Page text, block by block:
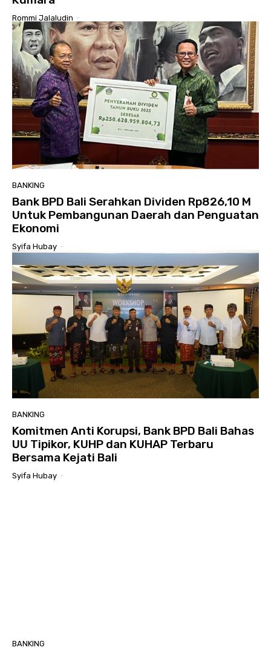
Rommi Jalaludin -
BANKING
Bank BPD Bali Serahkan Dividen Rp826,10 M
Untuk Pembangunan Daerah dan Penguatan
Ekonomi
Syifa Hubay -
BANKING
Komitmen Anti Korupsi, Bank BPD Bali Bahas
UU Tipikor, KUHP dan KUHAP Terbaru
Bersama Kejati Bali
Syifa Hubay -
BANKING